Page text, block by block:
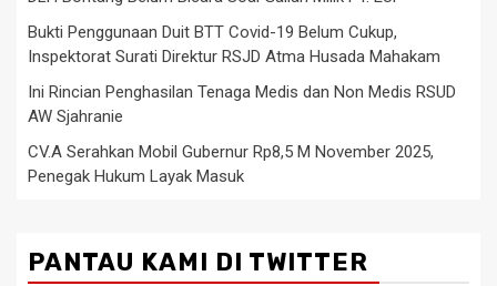
Bukti Penggunaan Duit BTT Covid-19 Belum Cukup,
Inspektorat Surati Direktur RSJD Atma Husada Mahakam
Ini Rincian Penghasilan Tenaga Medis dan Non Medis RSUD
AW Sjahranie
CV.A Serahkan Mobil Gubernur Rp8,5 M November 2025,
Penegak Hukum Layak Masuk
PANTAU KAMI DI TWITTER